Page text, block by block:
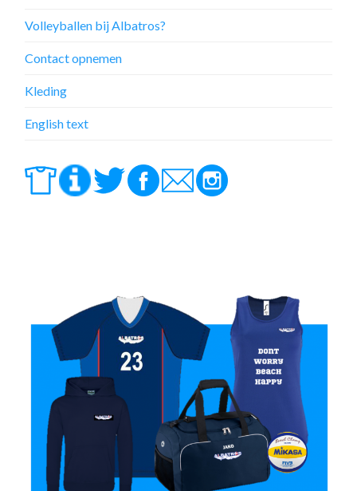
Volleyballen bij Albatros?
Contact opnemen
Kleding
English text